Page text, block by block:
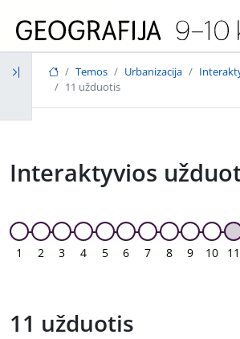
Temos Urbanizacija
11 užduotis
Interaktyvios
1 2 3 4 5 6 7 8 9 10 11
11 užduotis